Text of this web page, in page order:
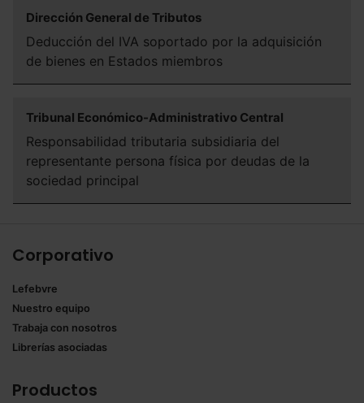
que sean indispensables para la navegación.
Saber más acerca de las cookies
Dirección General de Tributos
Deducción del IVA soportado por la adquisición
de bienes en Estados miembros
Tribunal Económico-Administrativo Central
Responsabilidad tributaria subsidiaria del
representante persona física por deudas de la
sociedad principal
Corporativo
Lefebvre
Nuestro equipo
Trabaja con nosotros
Librerías asociadas
Productos